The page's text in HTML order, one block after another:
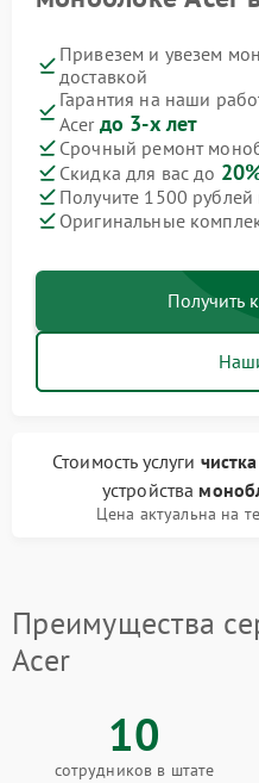
Привезем и увезем
доставкой
Гарантия на наши
Acer до 3-х лет
Срочный ремонт
Скидка для вас до
Получите 1500
Оригинальные
Получить
Стоимость услуги
устройства
Цена актуальна на
Преимущества
Acer
10
сотрудников в штате